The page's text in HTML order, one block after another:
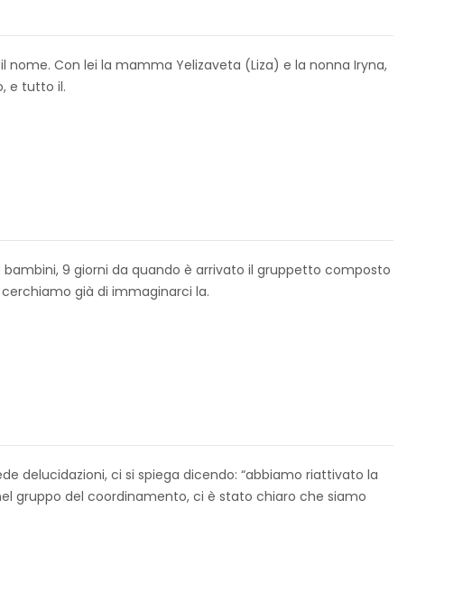
nome. Con lei la mamma Yelizaveta (Liza) e la nonna Iryna,
e tutto il.
bambini, 9 giorni da quando è arrivato il gruppetto composto
già di immaginarci la.
delucidazioni, ci si spiega dicendo: “abbiamo riattivato la
gruppo del coordinamento, ci è stato chiaro che siamo